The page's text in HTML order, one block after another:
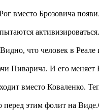
вместо Брозовича
активизироваться.
что человек в
Пиварича. И его
вместо Коваленко.
перед этим фолит на